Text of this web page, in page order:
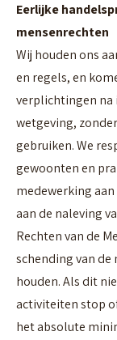
Eerlijke
mensenrechten
Wij houden ons
en regels, en
verplichtingen na
wetgeving,
gebruiken. We
gewoonten en
medewerking
aan de naleving
Rechten van de
schending van
houden. Als dit
activiteiten stop
het absolute